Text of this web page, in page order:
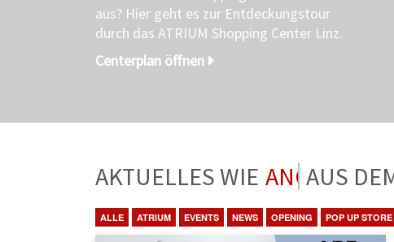
aus? Hier geht es zur Entdeckungstour
durch das ATRIUM Shopping Center Linz.
Centerplan öffnen
AKTUELLES WIE ANGEBOTE
ALLE ATRIUM EVENTS NEWS OPENING POP UP STORE